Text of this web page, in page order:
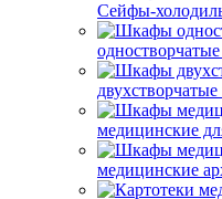
Сейфы-
медицинские
медицинские